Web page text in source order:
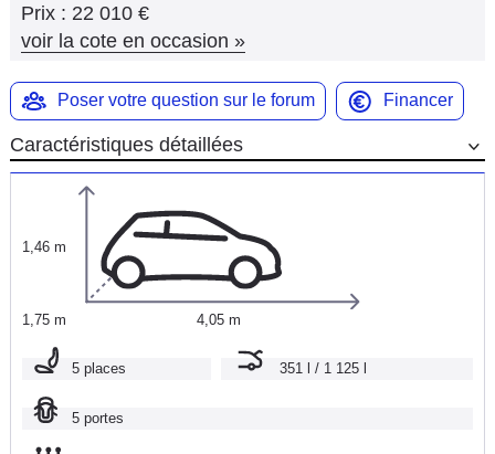
Moto
Marques
Prix : 22 010 €
voir la cote en occasion »
Poser votre question sur le forum Financer
Caractéristiques détaillées
1,46 m
1,75 m 4,05 m
5 places 351 l / 1 125 l
5 portes